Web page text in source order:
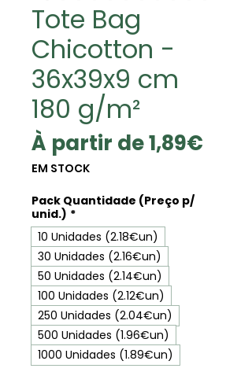
Tote Bag
Chicotton -
36x39x9 cm
180 g/m²
À partir de1,89€
EM STOCK
Pack Quantidade (Preço p/
unid.) *
10 Unidades (2.18€un)
30 Unidades (2.16€un)
50 Unidades (2.14€un)
100 Unidades (2.12€un)
250 Unidades (2.04€un)
500 Unidades (1.96€un)
1000 Unidades (1.89€un)